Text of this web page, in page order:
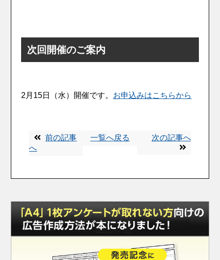
次回開催のご案内
2月15日（水）開催です。 お申込みはこちらから
前の記事
へ
一覧へ戻る 次の記事へ